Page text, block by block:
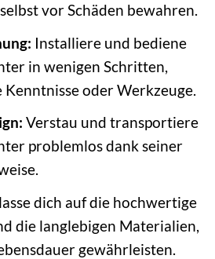
vor Schäden bewahren.
Installiere und bediene
in wenigen Schritten,
oder Werkzeuge.
Verstau und transportiere
problemlos dank seiner
dich auf die hochwertige
die langlebigen Materialien,
gewährleisten.